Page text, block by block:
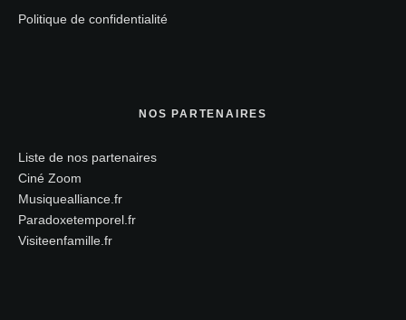
Politique de confidentialité
NOS PARTENAIRES
Liste de nos partenaires
Ciné Zoom
Musiquealliance.fr
Paradoxetemporel.fr
Visiteenfamille.fr